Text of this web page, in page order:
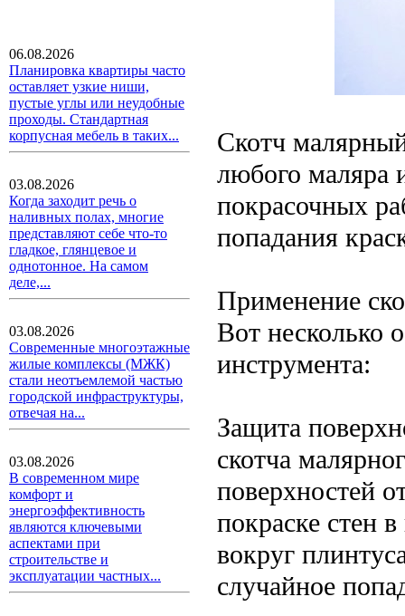
06.08.2026
Планировка квартиры часто
оставляет узкие ниши,
пустые углы или неудобные
проходы. Стандартная
корпусная мебель в таких...
03.08.2026
Когда заходит речь о
наливных полах, многие
представляют себе что-то
гладкое, глянцевое и
однотонное. На самом
деле,...
03.08.2026
Современные многоэтажные
жилые комплексы (МЖК)
стали неотъемлемой частью
городской инфраструктуры,
отвечая на...
03.08.2026
В современном мире
комфорт и
энергоэффективность
являются ключевыми
аспектами при
строительстве и
эксплуатации частных...
Скотч
любого маляра
покрасочных
попадания
Применение
Вот несколько
инструмента:
Защита
скотча
поверхностей
покраске стен
вокруг
случайное